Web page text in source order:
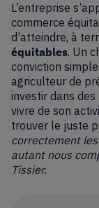
L’entreprise
commerce
d’atteindre, à
équitables. Un
conviction
agriculteur de
investir dans
vivre de son
trouver le juste
correctement
autant nous
Tissier.